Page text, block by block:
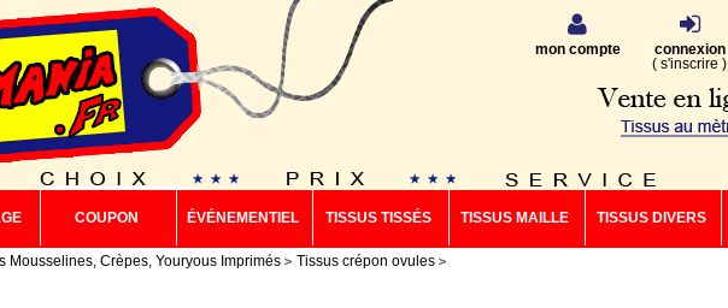
mon compte
connexion
( s'inscrire )
COUPON ÉVÉNEMENTIEL TISSUS TISSÉS TISSUS MAILLE TISSUS DIVERS
Mousselines, Crèpes, Youryous Imprimés Tissus crépon ovules